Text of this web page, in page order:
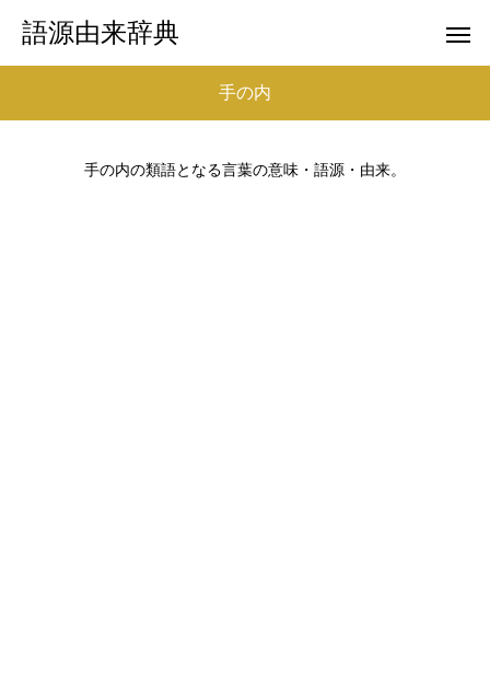
語源由来辞典
手の内
手の内の類語となる言葉の意味・語源・由来。